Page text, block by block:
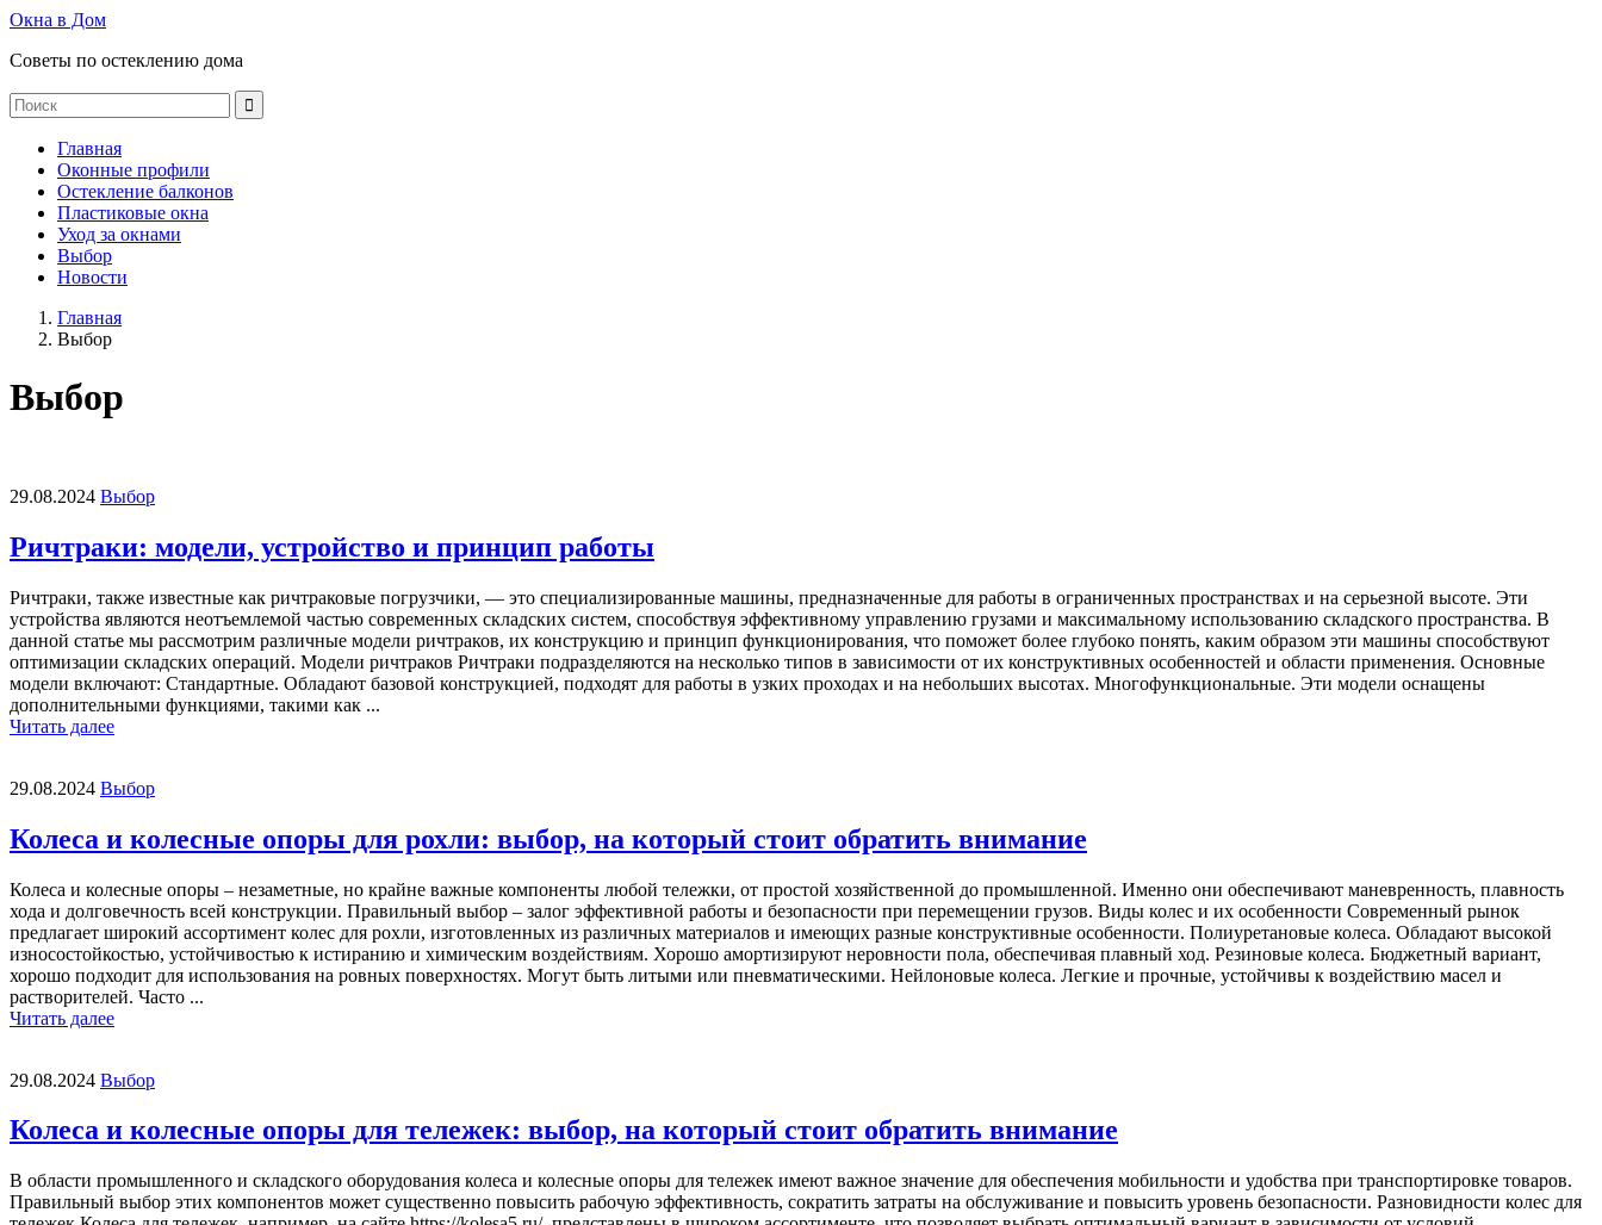
Окна в Дом
Советы по остеклению дома
Главная
Оконные профили
Остекление балконов
Пластиковые окна
Уход за окнами
Выбор
Новости
Главная
Выбор
Выбор
29.08.2024 Выбор
Ричтраки: модели, устройство и принцип работы
Ричтраки, также известные как ричтраковые погрузчики, — это специализированные машины, предназначенные для работы в ограниченных пространствах и на серьезной высоте. Эти
устройства являются неотъемлемой частью современных складских систем, способствуя эффективному управлению грузами и максимальному использованию складского пространства. В
данной статье мы рассмотрим различные модели ричтраков, их конструкцию и принцип функционирования, что поможет более глубоко понять, каким образом эти машины способствуют
оптимизации складских операций. Модели ричтраков Ричтраки подразделяются на несколько типов в зависимости от их конструктивных особенностей и области применения. Основные
модели включают: Стандартные. Обладают базовой конструкцией, подходят для работы в узких проходах и на небольших высотах. Многофункциональные. Эти модели оснащены
дополнительными функциями, такими как ...
Читать далее
29.08.2024 Выбор
Колеса и колесные опоры для рохли: выбор, на который стоит обратить внимание
Колеса и колесные опоры – незаметные, но крайне важные компоненты любой тележки, от простой хозяйственной до промышленной. Именно они обеспечивают маневренность, плавность
хода и долговечность всей конструкции. Правильный выбор – залог эффективной работы и безопасности при перемещении грузов. Виды колес и их особенности Современный рынок
предлагает широкий ассортимент колес для рохли, изготовленных из различных материалов и имеющих разные конструктивные особенности. Полиуретановые колеса. Обладают высокой
износостойкостью, устойчивостью к истиранию и химическим воздействиям. Хорошо амортизируют неровности пола, обеспечивая плавный ход. Резиновые колеса. Бюджетный вариант,
хорошо подходит для использования на ровных поверхностях. Могут быть литыми или пневматическими. Нейлоновые колеса. Легкие и прочные, устойчивы к воздействию масел и
растворителей. Часто ...
Читать далее
29.08.2024 Выбор
Колеса и колесные опоры для тележек: выбор, на который стоит обратить внимание
В области промышленного и складского оборудования колеса и колесные опоры для тележек имеют важное значение для обеспечения мобильности и удобства при транспортировке товаров.
Правильный выбор этих компонентов может существенно повысить рабочую эффективность, сократить затраты на обслуживание и повысить уровень безопасности. Разновидности колес для